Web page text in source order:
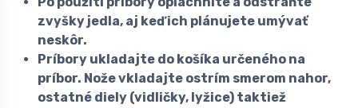
zvyšky jedla, aj keď ich plánujete umývať
neskôr.
Príbory ukladajte do košíka určeného na
príbor. Nože vkladajte ostrím smerom nahor,
ostatné diely (vidličky, lyžice) taktiež